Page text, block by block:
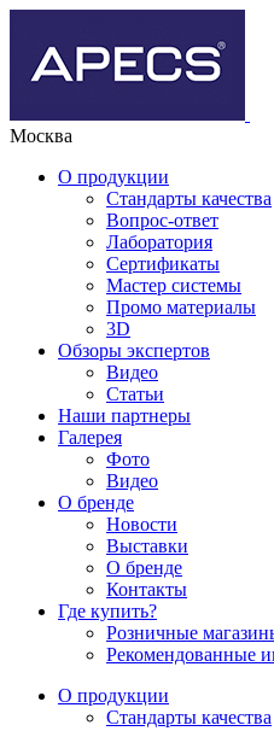
Москва
О продукции
Стандарты качества
Вопрос-ответ
Лаборатория
Сертификаты
Мастер системы
Промо материалы
3D
Обзоры экспертов
Видео
Статьи
Наши партнеры
Галерея
Фото
Видео
О бренде
Новости
Выставки
О бренде
Контакты
Где купить?
Розничные
Рекомендованные
О продукции
Стандарты качества